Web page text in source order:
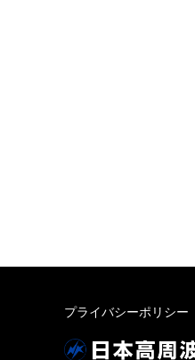
プライバシーポリシー